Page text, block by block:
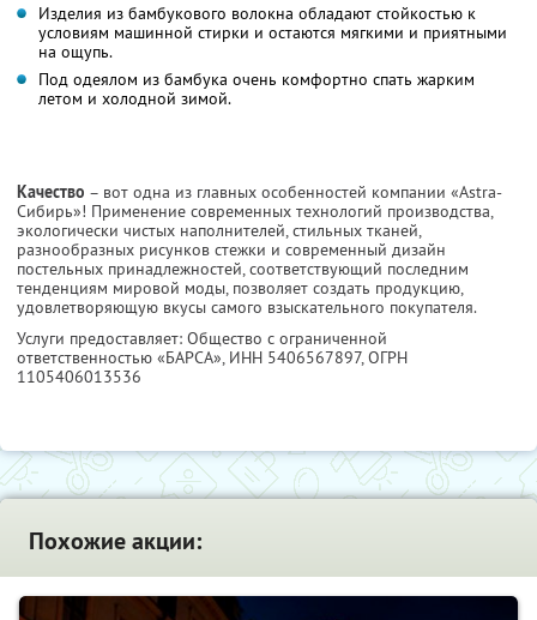
Изделия из бамбукового волокна обладают стойкостью к
условиям машинной стирки и остаются мягкими и приятными
на ощупь.
Под одеялом из бамбука очень комфортно спать жарким
летом и холодной зимой.
Качество – вот одна из главных особенностей компании «Astra-
Cибирь»! Применение современных технологий производства,
экологически чистых наполнителей, стильных тканей,
разнообразных рисунков стежки и современный дизайн
постельных принадлежностей, соответствующий последним
тенденциям мировой моды, позволяет создать продукцию,
удовлетворяющую вкусы самого взыскательного покупателя.
Услуги предоставляет: Общество с ограниченной
ответственностью «БАРСА», ИНН 5406567897, ОГРН
1105406013536
Похожие акции: